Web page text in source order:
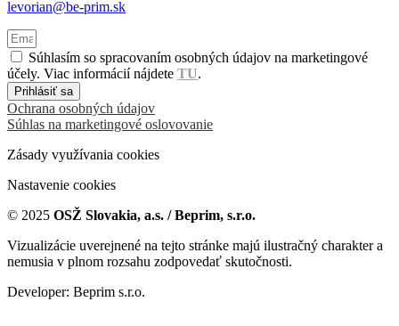
levorian@be-prim.sk
Súhlasím so spracovaním osobných údajov na marketingové
účely. Viac informácií nájdete TU.
Prihlásiť sa
Ochrana osobných údajov
Súhlas na marketingové oslovovanie
Zásady využívania cookies
Nastavenie cookies
© 2025 OSŽ Slovakia, a.s. / Beprim, s.r.o.
Vizualizácie uverejnené na tejto stránke majú ilustračný charakter a
nemusia v plnom rozsahu zodpovedať skutočnosti.
Developer: Beprim s.r.o.